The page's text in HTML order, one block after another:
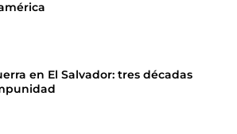
en El Salvador: tres décadas